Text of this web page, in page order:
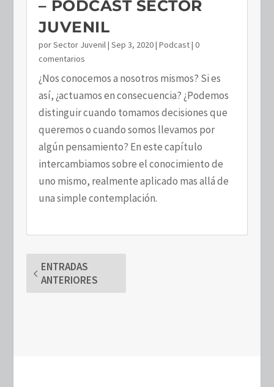
– PODCAST SECTOR
JUVENIL
porSector Juvenil| Sep 3, 2020| Podcast| 0
comentarios
¿Nos conocemos a nosotros mismos? Si es
así, ¿actuamos en consecuencia? ¿Podemos
distinguir cuando tomamos decisiones que
queremos o cuando somos llevamos por
algún pensamiento? En este capítulo
intercambiamos sobre el conocimiento de
uno mismo, realmente aplicado mas allá de
una simple contemplación.
ENTRADAS
ANTERIORES